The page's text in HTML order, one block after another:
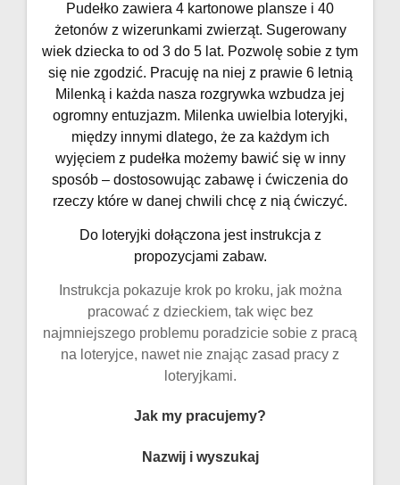
Pudełko zawiera 4 kartonowe plansze i 40
żetonów z wizerunkami zwierząt. Sugerowany
wiek dziecka to od 3 do 5 lat. Pozwolę sobie z tym
się nie zgodzić. Pracuję na niej z prawie 6 letnią
Milenką i każda nasza rozgrywka wzbudza jej
ogromny entuzjazm. Milenka uwielbia loteryjki,
między innymi dlatego, że za każdym ich
wyjęciem z pudełka możemy bawić się w inny
sposób – dostosowując zabawę i ćwiczenia do
rzeczy które w danej chwili chcę z nią ćwiczyć.
Do loteryjki dołączona jest instrukcja z
propozycjami zabaw.
Instrukcja pokazuje krok po kroku, jak można
pracować z dzieckiem, tak więc bez
najmniejszego problemu poradzicie sobie z pracą
na loteryjce, nawet nie znając zasad pracy z
loteryjkami.
Jak my pracujemy?
Nazwij i wyszukaj